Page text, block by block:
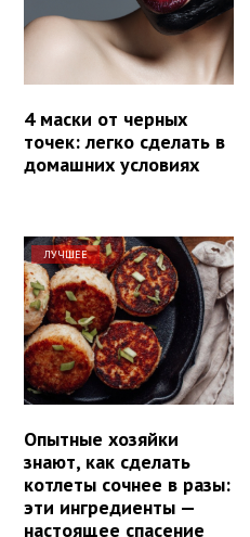
4 маски от черных
точек: легко сделать в
домашних условиях
ЛУЧШЕЕ
Опытные хозяйки
знают, как сделать
котлеты сочнее в разы:
эти ингредиенты —
настоящее спасение